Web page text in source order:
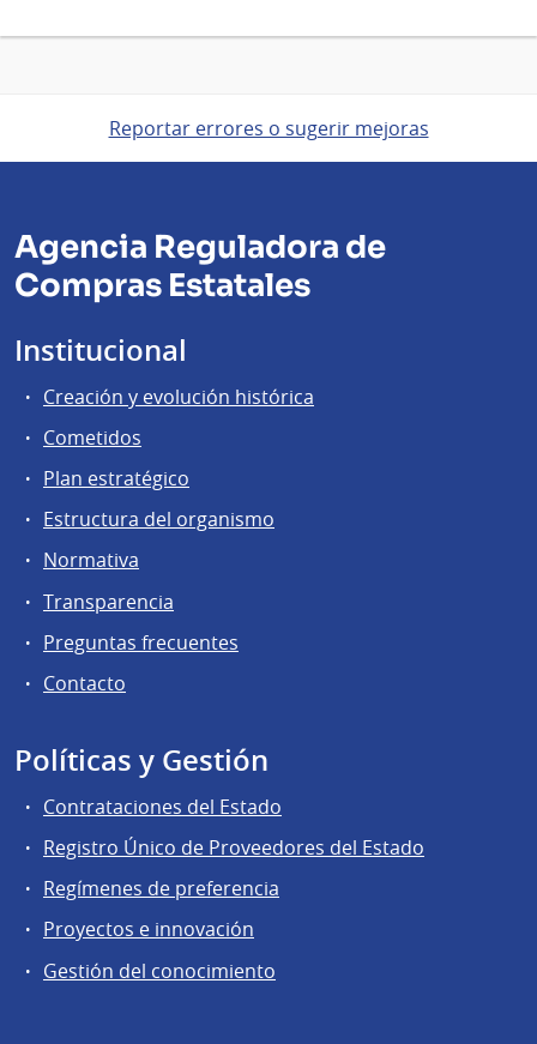
Reportar errores o sugerir mejoras
Agencia Reguladora de
Compras Estatales
Institucional
Creación y evolución histórica
Cometidos
Plan estratégico
Estructura del organismo
Normativa
Transparencia
Preguntas frecuentes
Contacto
Políticas y Gestión
Contrataciones del Estado
Registro Único de Proveedores del Estado
Regímenes de preferencia
Proyectos e innovación
Gestión del conocimiento